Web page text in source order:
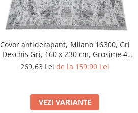
Covor antiderapant, Milano 16300, Gri
Deschis Gri, 160 x 230 cm, Grosime 4
mm
269,63 Leide la 159,90 Lei
VEZI VARIANTE